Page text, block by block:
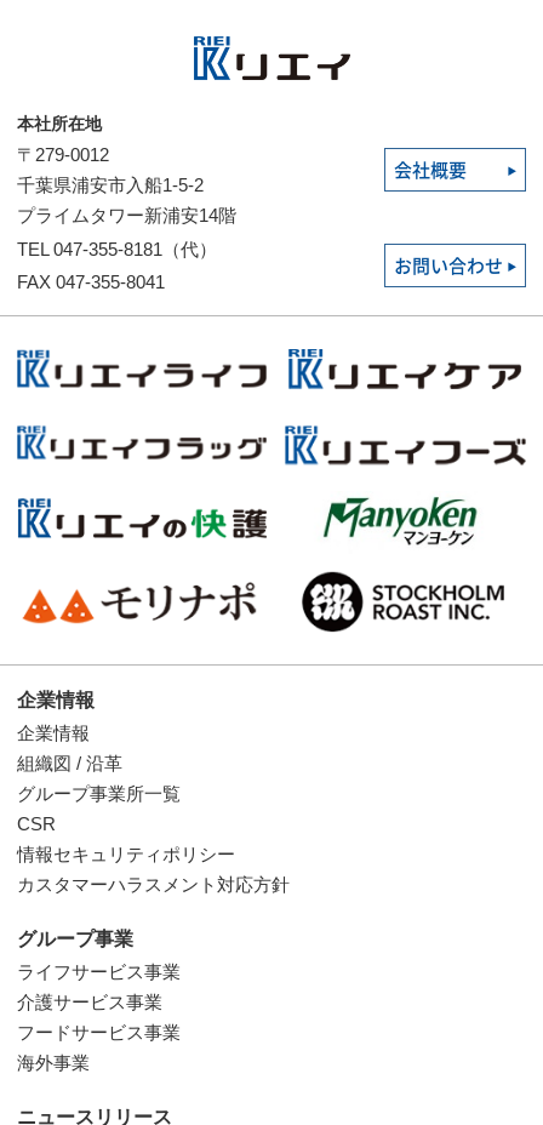
本社所在地
〒279-0012
千葉県浦安市入船1-5-2
プライムタワー新浦安14階
会社概要
TEL 047-355-8181（代）
FAX 047-355-8041
お問い合わせ
企業情報
企業情報
組織図 / 沿革
グループ事業所一覧
CSR
情報セキュリティポリシー
カスタマーハラスメント対応方針
グループ事業
ライフサービス事業
介護サービス事業
フードサービス事業
海外事業
ニュースリリース